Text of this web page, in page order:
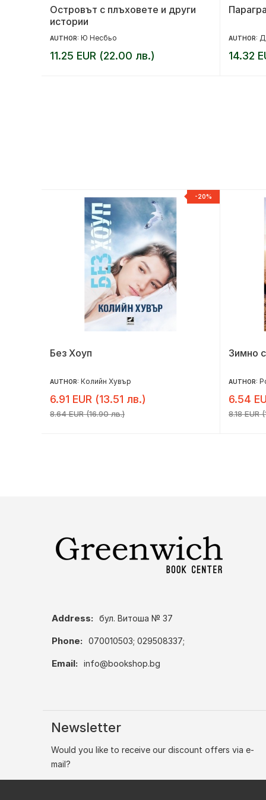
Островът с плъховете и други
истории
AUTHOR: Ю Несбьо
11.25 EUR (22.00 лв.)
AUTHOR:
14.32
-20%
Без Хоуп
AUTHOR: Колийн Хувър
6.91 EUR (13.51 лв.)
8.64 EUR (16.90 лв.)
Зимно
AUTHOR:
6.54
8.18 EUR
Address: бул. Витоша № 37
Phone: 070010503; 029508337;
Email: info@bookshop.bg
Newsletter
Would you like to receive our discount offers via e-
mail?